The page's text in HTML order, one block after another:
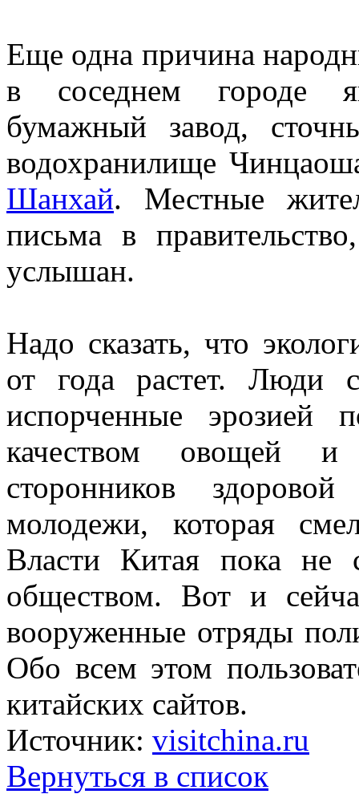
Еще одна причина
в соседнем городе
бумажный завод,
водохранилище
Шанхай. Местные
письма в
услышан.
Надо сказать, что
от года растет. Люди
испорченные эрозией
качеством овощей и
сторонников
молодежи, которая
Власти Китая пока не
обществом. Вот и
вооруженные отряды
Обо всем этом
китайских сайтов.
Источник: visitchina.ru
Вернуться в список